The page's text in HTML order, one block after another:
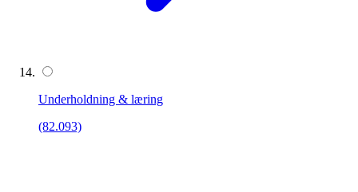
Underholdning & læring
(82.093)